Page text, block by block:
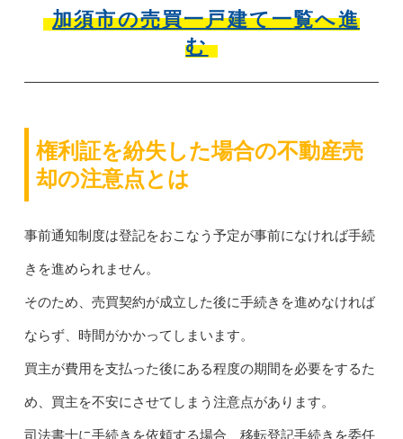
加須市の売買一戸建て一覧へ進
む
権利証を紛失した場合の不動産売
却の注意点とは
事前通知制度は登記をおこなう予定が事前になければ手続
きを進められません。
そのため、売買契約が成立した後に手続きを進めなければ
ならず、時間がかかってしまいます。
買主が費用を支払った後にある程度の期間を必要をするた
め、買主を不安にさせてしまう注意点があります。
司法書士に手続きを依頼する場合、移転登記手続きを委任